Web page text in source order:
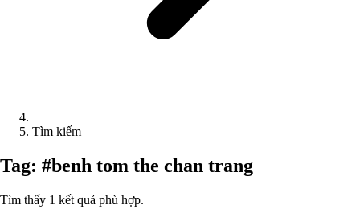
Tìm kiếm
Tag: #benh tom the chan trang
Tìm thấy 1 kết quả phù hợp.